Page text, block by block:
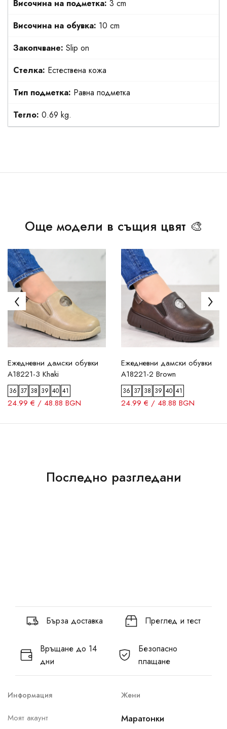
Височина на подметка: 3 cm
Височина на обувка: 10 cm
Закопчване: Slip on
Стелка: Естествена кожа
Тип подметка: Равна подметка
Тегло: 0.69 kg.
Още модели в същия цвят 🎨
Ежедневни дамски обувки
A18221-3 Khaki
36 37 38 39 40 41
24.99 € / 48.88 BGN
Ежедневни дамски обувки
A18221-2 Brown
36 37 38 39 40 41
24.99 € / 48.88 BGN
Последно разгледани
Бърза доставка Преглед и тест
Връщане до 14
дни
Безопасно
плащане
Информация
Моят акаунт
Жени
Маратонки